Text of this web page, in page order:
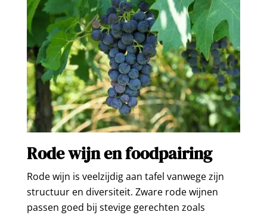
Rode wijn en foodpairing
Rode wijn is veelzijdig aan tafel vanwege zijn
structuur en diversiteit. Zware rode wijnen
passen goed bij stevige gerechten zoals